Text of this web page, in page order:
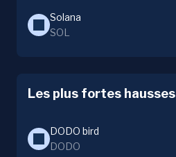
Solana
SOL
Les plus fortes hausses
DODO bird
DODO